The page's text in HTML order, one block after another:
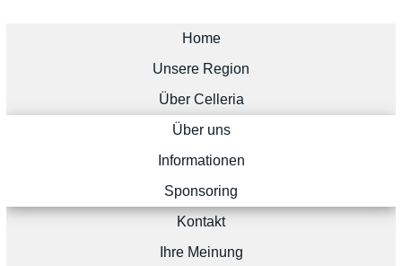
Home
Unsere Region
Über Celleria
Über uns
Informationen
Sponsoring
Kontakt
Ihre Meinung